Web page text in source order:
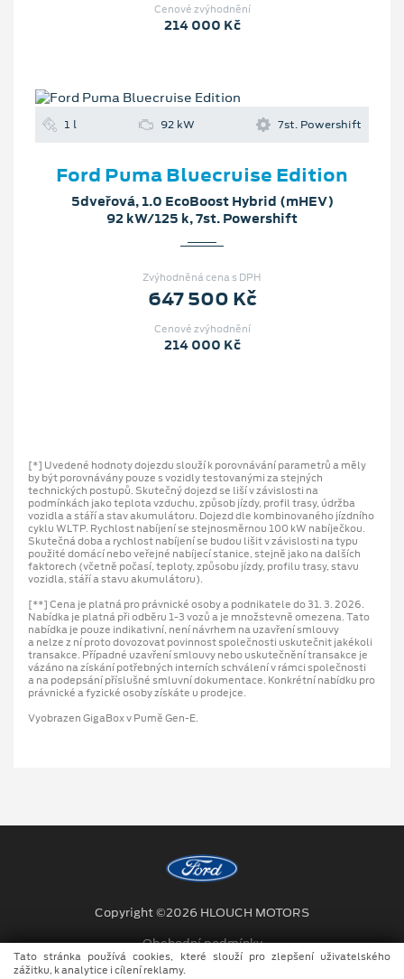
Cenové zvýhodnění
214 000 Kč
1 l 92 kW 7st. Powershift
Ford Puma Bluecruise Edition
5dveřová, 1.0 EcoBoost Hybrid (mHEV)
92 kW/125 k, 7st. Powershift
Zvýhodněná cena s DPH
647 500 Kč
Cenové zvýhodnění
214 000 Kč
[*] Uvedené hodnoty dojezdu slouží k porovnávání parametrů a měly
by být porovnávány pouze s vozidly testovanými za stejných
technických postupů. Skutečný dojezd se liší v závislosti na
podmínkách jako teplota vzduchu, způsob jízdy, profil trasy, údržba
vozidla a stáří a stav akumulátoru. Dojezd dle kombinovaného jízdního
cyklu WLTP. Rychlost nabíjení se stejnosměrnou 100 kW nabíječkou.
Skutečná doba a rychlost nabíjení se budou lišit v závislosti na typu
použité domácí nebo veřejné nabíjecí stanice, stejně jako na dalších
faktorech (včetně počasí, teploty, způsobu jízdy, profilu trasy, stavu
vozidla, stáří a stavu akumulátoru).
[**] Cena je platná pro právnické osoby a podnikatele do 31. 3. 2026.
Nabídka je platná při odběru 1-3 vozů a je množstevně omezena. Tato
nabídka je pouze indikativní, není návrhem na uzavření smlouvy
a nelze z ní proto dovozovat povinnost společnosti uskutečnit jakékoli
transakce. Případné uzavření smlouvy nebo uskutečnění transakce je
vázáno na získání potřebných interních schválení v rámci společnosti
a na podepsání příslušné smluvní dokumentace. Konkrétní nabídku pro
právnické a fyzické osoby získáte u prodejce.
Vyobrazen GigaBox v Pumě Gen-E.
Copyright ©2026 HLOUCH MOTORS
Obchodní podmínky
Ochrana osobních údajů
Tato stránka používá cookies, které slouží pro zlepšení uživatelského
zážitku, k analytice i cílení reklamy.